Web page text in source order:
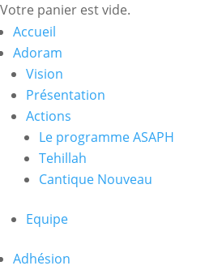
Votre panier est vide.
Accueil
Adoram
Vision
Présentation
Actions
Le programme ASAPH
Tehillah
Cantique Nouveau
Equipe
Adhésion